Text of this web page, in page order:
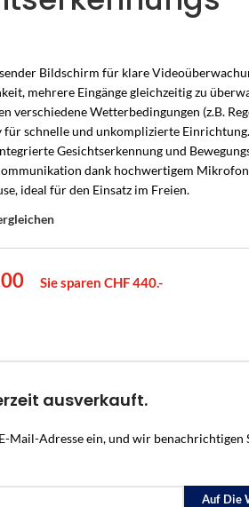
Sie es
Verkabelung und
→
525 89 88
BERATUNG
Zuhause?
Set aus Zentrale, Meldern und Sirenen
beraten lassen →
aus der Schweiz · 052 525 89 88
passt?
empfehlen die passende
Kostenlos beraten
Beratung aus der Schweiz · 052
Bildschirm für klare
mehrere Eingänge gleichzeitig zu
verschiedene Wetterbedingungen (z.B.
für schnelle und unkomplizierte Einrichtung.
Gesichtserkennung und
dank hochwertigem
ideal für den Einsatz im Freien.
Sie sparen CHF 440.-
ausverkauft.
Mail-Adresse ein, und wir benachrichtigen
Auf Die